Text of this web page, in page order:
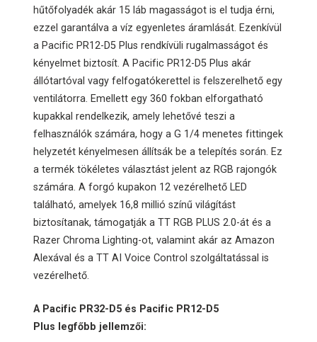
hűtőfolyadék akár 15 láb magasságot is el tudja érni,
ezzel garantálva a víz egyenletes áramlását. Ezenkívül
a Pacific PR12-D5 Plus rendkívüli rugalmasságot és
kényelmet biztosít. A Pacific PR12-D5 Plus akár
állótartóval vagy felfogatókerettel is felszerelhető egy
ventilátorra. Emellett egy 360 fokban elforgatható
kupakkal rendelkezik, amely lehetővé teszi a
felhasználók számára, hogy a G 1/4 menetes fittingek
helyzetét kényelmesen állítsák be a telepítés során. Ez
a termék tökéletes választást jelent az RGB rajongók
számára. A forgó kupakon 12 vezérelhető LED
található, amelyek 16,8 millió színű világítást
biztosítanak, támogatják a TT RGB PLUS 2.0-át és a
Razer Chroma Lighting-ot, valamint akár az Amazon
Alexával és a TT AI Voice Control szolgáltatással is
vezérelhető.
A Pacific PR32-D5 és Pacific PR12-D5
Plus legfőbb jellemzői: